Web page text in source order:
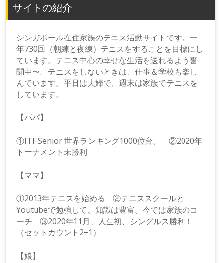
サイトの紹介
シンガポール在住家族のテニス活動サイトです。一
年730回（朝練と夜練）テニスをすることを目標にし
ています。テニス中心の幸せな生活を送れるよう奮
闘中〜。テニスをしないときは、仕事＆学校も楽し
んでいます。平日は夫婦で、週末は家族でテニスを
しています。
【パパ】
①ITF Senior 世界ランキング1000位台。 ②2020年
トーナメント未勝利
【ママ】
①2013年テニスを始める ②テニススクールと
Youtubeで勉強して、知識は豊富。今では家族のコ
ーチ ③2020年11月、人生初、シングルス勝利！
（セットカウント2−1）
【娘】